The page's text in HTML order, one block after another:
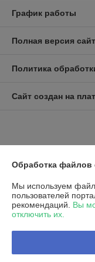
График работы
Полная версия
Политика
Сайт создан на
Юридическое лицо:
223043 Минский р-
А-1бл,пом.12.
Регистрационный
Обработка файлов
Мы используем
пользователей
рекомендаций. Вы
отключить их.